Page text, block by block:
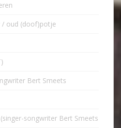
/ oud (doof)potje
Bert Smeets
songwriter Bert Smeets